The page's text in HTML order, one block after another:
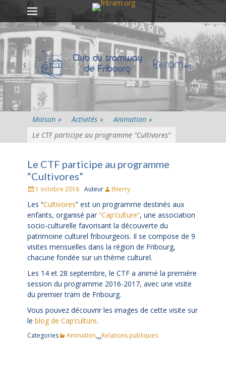
Passer
au
contenu
Premier menu
Maison » Activités » Animation »
Le CTF participe au programme “Cultivores”
Le CTF participe au programme
“Cultivores”
Posté1 octobre 2016 Auteur thierry
Les “Cultivores” est un programme destinés aux
enfants, organisé par “Cap’culture”, une association
socio-culturelle favorisant la découverte du
patrimoine culturel fribourgeois. Il se compose de 9
visites mensuelles dans la région de Fribourg,
chacune fondée sur un thème culturel.
Les 14 et 28 septembre, le CTF a animé la première
session du programme 2016-2017, avec une visite
du premier tram de Fribourg.
Vous pouvez découvrir les images de cette visite sur
le blog de Cap’culture.
Categories Animation,␣Relations publiques